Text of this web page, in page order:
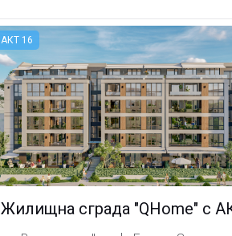
за съответствие с одобреното
на рекламация, контрол
АКТ 16
Жилищна сграда "QHome" с